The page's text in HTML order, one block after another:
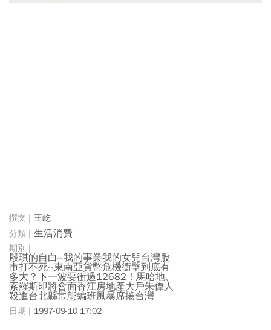
王屹
生活消費
殷琪的自白--我的事業我的女兒台灣股
市打不死--東南亞貨幣危機衝擊到底有
多大？下一波要衝過12682！馬哈地、
索羅斯即將會面香江房地產大戶朱偉人
殺進台北縣常態編班風暴席捲台灣
1997-09-10 17:02